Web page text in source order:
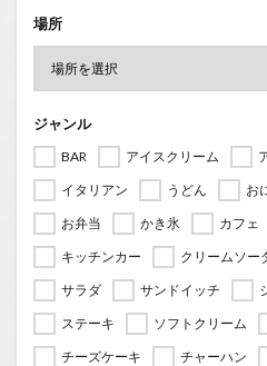
場所
ジャンル
BAR アイスクリーム
イタリアン
うどん お
お弁当
かき氷 カフェ
キッチンカー
クリームソー
サラダ
サンドイッチ
ステーキ
ソフトクリーム
チーズケーキ
チャーハン